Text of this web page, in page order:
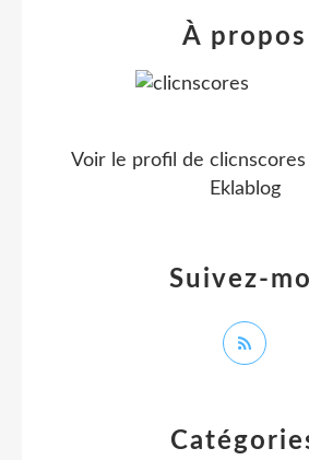
Suivez-
À propos
Voir le profil de clicnscores
Eklablog